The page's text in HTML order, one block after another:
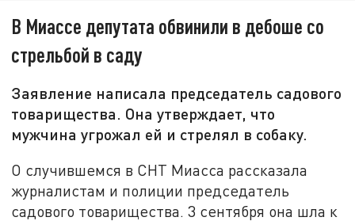
В Миассе депутата обвинили в дебоше со
стрельбой в саду
Заявление написала председатель садового
товарищества. Она утверждает, что
мужчина угрожал ей и стрелял в собаку.
О случившемся в СНТ Миасса рассказала
журналистам и полиции председатель
садового товарищества. 3 сентября она шла к